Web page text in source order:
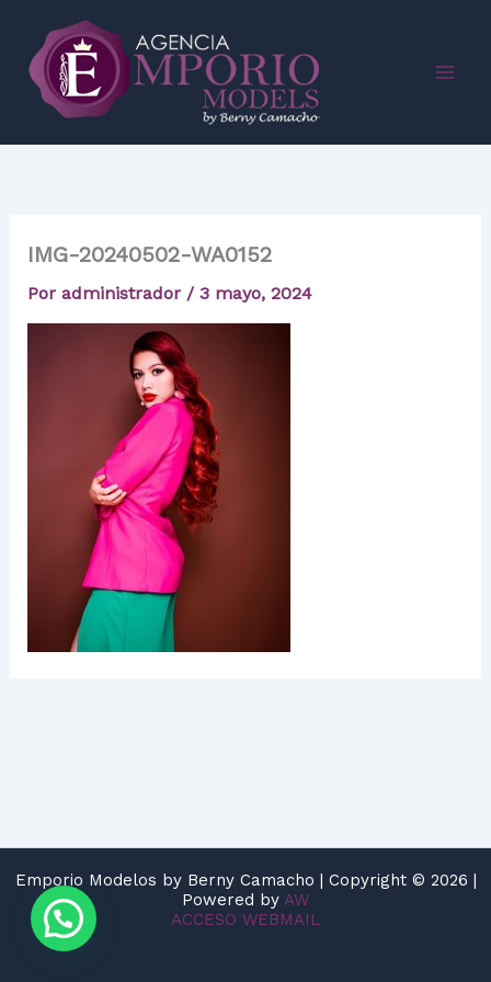
contenido
IMG-20240502-WA0152
Por administrador / 3 mayo, 2024
Emporio Modelos by Berny Camacho | Copyright © 2026 |
Powered by AW
ACCESO WEBMAIL